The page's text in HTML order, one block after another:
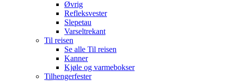
Øvrig
Refleksvester
Slepetau
Varseltrekant
Til reisen
Se alle Til reisen
Kanner
Kjøle og varmebokser
Tilhengerfester